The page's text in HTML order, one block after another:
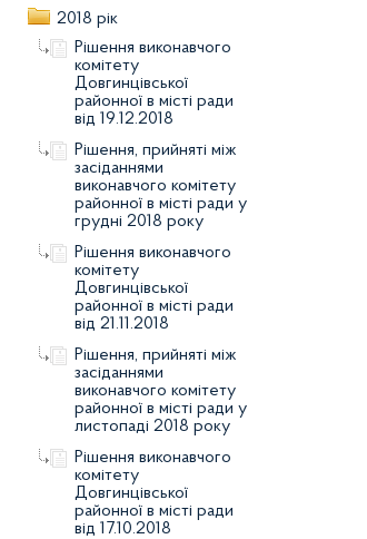
2018 рік
Рішення виконавчого
комітету
Довгинцівської
районної в місті ради
від 19.12.2018
Рішення, прийняті між
засіданнями
виконавчого комітету
районної в місті ради у
грудні 2018 року
Рішення виконавчого
комітету
Довгинцівської
районної в місті ради
від 21.11.2018
Рішення, прийняті між
засіданнями
виконавчого комітету
районної в місті ради у
листопаді 2018 року
Рішення виконавчого
комітету
Довгинцівської
районної в місті ради
від 17.10.2018